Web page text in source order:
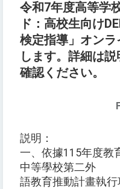
令和7年度高等学
ド：高校生向け
検定指導」オン
します。詳細は
確認ください。
説明：
一、依據115年度教
中等學校第二外
語教育推動計畫執行